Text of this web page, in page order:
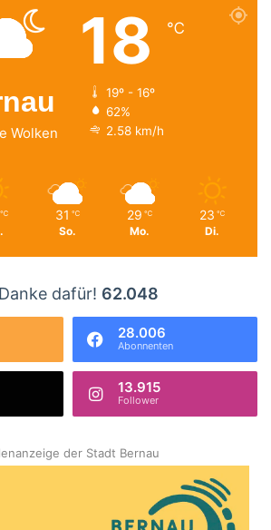
Wolken
18 ℃
19º - 16º
62%
2.58 km/h
℃ 31 ℃
So.
29 ℃
Mo.
23 ℃
Di.
Danke dafür! 62.048
28.006
Abonnenten
13.915
Follower
der Stadt Bernau